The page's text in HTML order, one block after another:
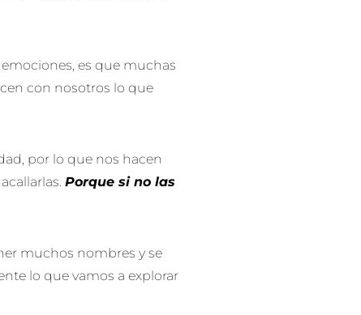
es que muchas
con nosotros lo que
por lo que nos hacen
Porque si no las
muchos nombres y se
lo que vamos a explorar